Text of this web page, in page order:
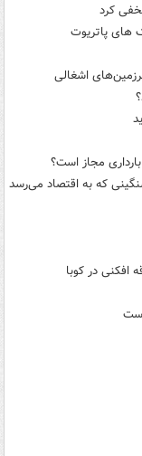
کرد
های پاتریوت
اشغالی
مجاز است؟
که به اقتصاد می‌رسد
افکنی در کوبا